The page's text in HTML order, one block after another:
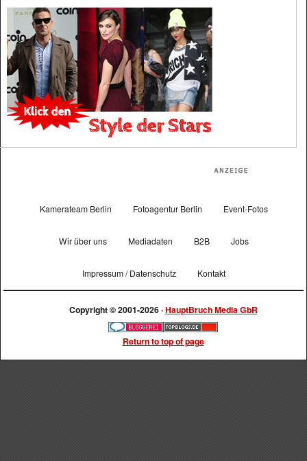
Kamerateam Berlin Fotoagentur Berlin Event-Fotos
Wir über uns Mediadaten B2B Jobs
Impressum / Datenschutz Kontakt
Copyright © 2001-2026 ·HauptBruch Media GbR
Return to top of page